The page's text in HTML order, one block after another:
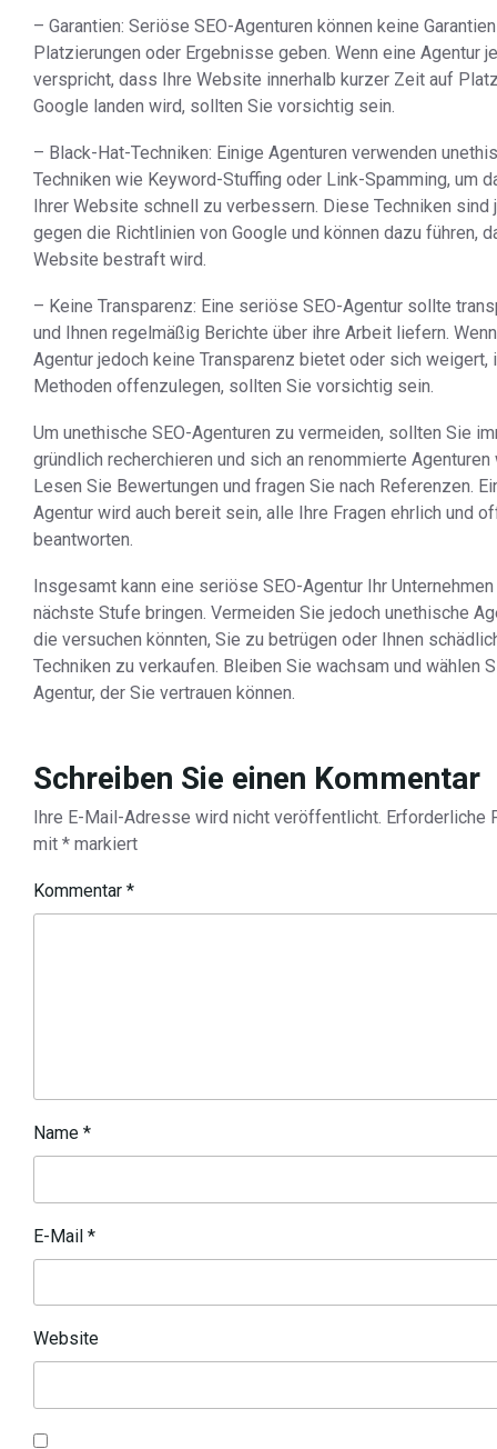
– Garantien: Seriöse SEO-Agenturen können keine
Platzierungen oder Ergebnisse geben. Wenn eine Agentur
verspricht, dass Ihre Website innerhalb kurzer Zeit auf
Google landen wird, sollten Sie vorsichtig sein.
– Black-Hat-Techniken: Einige Agenturen verwenden
Techniken wie Keyword-Stuffing oder Link-Spamming, um
Ihrer Website schnell zu verbessern. Diese Techniken sind
gegen die Richtlinien von Google und können dazu führen,
Website bestraft wird.
– Keine Transparenz: Eine seriöse SEO-Agentur sollte
und Ihnen regelmäßig Berichte über ihre Arbeit liefern.
Agentur jedoch keine Transparenz bietet oder sich weigert,
Methoden offenzulegen, sollten Sie vorsichtig sein.
Um unethische SEO-Agenturen zu vermeiden, sollten Sie
gründlich recherchieren und sich an renommierte Agenturen
Lesen Sie Bewertungen und fragen Sie nach Referenzen.
Agentur wird auch bereit sein, alle Ihre Fragen ehrlich und
beantworten.
Insgesamt kann eine seriöse SEO-Agentur Ihr
nächste Stufe bringen. Vermeiden Sie jedoch unethische
die versuchen könnten, Sie zu betrügen oder Ihnen
Techniken zu verkaufen. Bleiben Sie wachsam und wählen
Agentur, der Sie vertrauen können.
Schreiben Sie einen Kommentar
Ihre E-Mail-Adresse wird nicht veröffentlicht. Erforderliche
mit * markiert
Kommentar *
Name *
E-Mail *
Website